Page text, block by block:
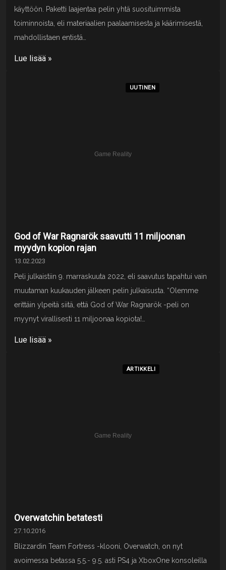
käyttöön. Paketti laajentaa pelin yhtä suosituimmista
toiminnoista, eli materiaalien paalaamisesta ja käärimisestä,
mahdollistaen entistä…
Lue lisää »
UUTINEN
God of War Ragnarök saavutti 11 miljoonan
myydyn kopion rajan
13.02.2023
Peli julkaistiin 9. marraskuuta 2022, eli saavutus tapahtui vain
muutaman kuukauden jälkeen pelin julkaisusta. “Olemme
erittäin ylpeitä siitä, että God of War Ragnarök -peli on
myynyt virallisesti 11 miljoonaa kopiota!…
Lue lisää »
ARTIKKELI
Overwatchin betatesti
27.10.2016
Blizzardin Team Fortress -klooni, Overwatch, on nyt
avoimessa betassa 5.5.- 9.5. asti PS4 ja XboxOne konsoleilla